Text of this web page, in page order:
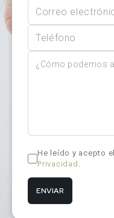
He leído y acepto el
Privacidad